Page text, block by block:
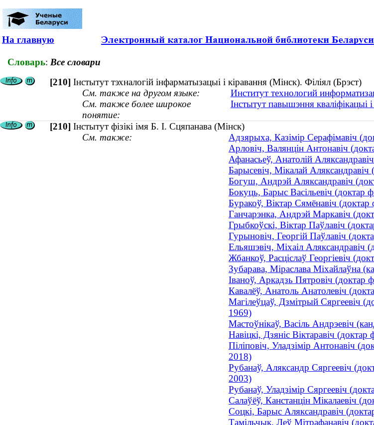
На главную
Словарь: Все словари
[210] Інстытут тэхналогій інфарматызацыі і кіравання (Мінск). Філіял (Брэст)
См. также на другом языке:
Институт технологий
См. также более широкое
понятие:
Інстытут павышэння кваліфікацыі
[210] Інстытут фізікі імя Б. І. Сцяпанава (Мінск)
См. также:
Адзярыха, Казімір Серафімавіч
Арловіч, Валянцін Антонавіч
Афанасьеў, Анатолій
Барысевіч, Мікалай
Богуш, Андрэй Аляксандравіч
Бокуць, Барыс Васільевіч (доктар
Буракоў, Віктар Сямёнавіч
Ганчарэнка, Андрэй Маркавіч
Грыбкоўскі, Віктар Паўлавіч
Гурыновіч, Георгій Паўлавіч
Ельяшэвіч, Міхаіл Аляксандравіч
Жбанкоў, Расціслаў Георгіевіч
Зубарава, Міраслава Міхайлаўна
Іваноў, Аркадзь Пятровіч (доктар
Кавалёў, Анатоль Анатолевіч
Магілеўцаў, Дзмітрый Сяргеевіч
1969)
Мастоўнікаў, Васіль Андрэевіч
Навіцкі, Дзяніс Віктаравіч
Піліповіч, Уладзімір Антонавіч
2018)
Рубанаў, Аляксандр Сяргеевіч
2003)
Рубанаў, Уладзімір Сяргеевіч
Салаўёў, Канстанцін Мікалаевіч
Соцкі, Барыс Аляксандравіч
Тамільчык, Леў Мітрафанавіч